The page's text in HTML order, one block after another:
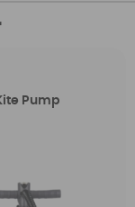
Pump